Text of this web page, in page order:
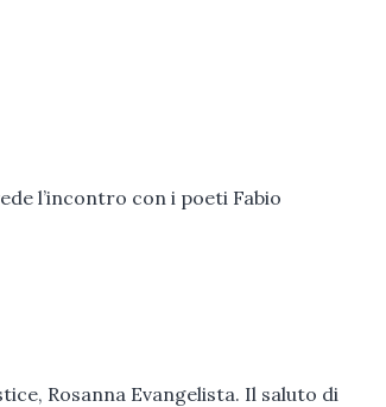
l’incontro con i poeti Fabio
Rosanna Evangelista. Il saluto di